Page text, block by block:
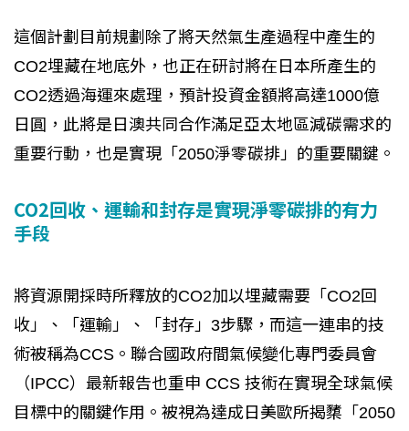
這個計劃目前規劃除了將天然氣生產過程中產生的
CO2埋藏在地底外，也正在研討將在日本所產生的
CO2透過海運來處理，預計投資金額將高達1000億
日圓，此將是日澳共同合作滿足亞太地區減碳需求的
重要行動，也是實現「2050淨零碳排」的重要關鍵。
CO2回收、運輸和封存是實現淨零碳排的有力
手段
將資源開採時所釋放的CO2加以埋藏需要「CO2回
收」、「運輸」、「封存」3步驟，而這一連串的技
術被稱為CCS。聯合國政府間氣候變化專門委員會
（IPCC）最新報告也重申 CCS 技術在實現全球氣候
目標中的關鍵作用。被視為達成日美歐所揭櫫「2050